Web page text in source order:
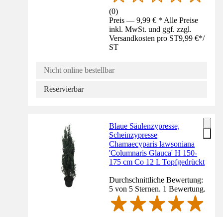
(0)
Preis — 9,99 € * Alle Preise
inkl. MwSt. und ggf. zzgl.
Versandkosten pro ST9,99 €*/
ST
Nicht online bestellbar
Reservierbar
Blaue Säulenzypresse,
Scheinzypresse
Chamaecyparis lawsoniana
'Columnaris Glauca' H 150-
175 cm Co 12 L Topfgedrückt
Durchschnittliche Bewertung:
5 von 5 Sternen. 1 Bewertung.